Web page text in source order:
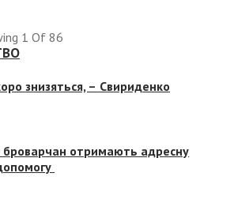
1 Of 86
знизяться, – Свириденко
отримають адресну